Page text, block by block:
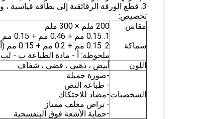
3. قطع الورقة الرقائقية إلى بطاقة قياسية ، وإزالة فيلم الحماية من سطح البطاقة.
تخصيص:
مقاس
200 ملم × 300 ملم
سماكة
1. 0.15 مم + 0.46 مم + 0.15 مم (أ + ب + أ)
2. 0.15 مم + 0.2 مم + 0.15 مم (أ + ب + أ)
ملحوظة: أ - مادة الطباعة ب - لب
اللون
أبيض ، ذهبي ، فضي ، شفاف
الشخصيات
-صورة جميلة
- طباعة النص
-مضاد للاحتكاك
- تراص مغلف ممتاز
-حماية الأشعة فوق البنفسجية